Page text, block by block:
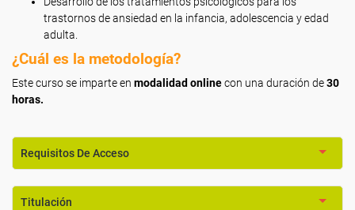
trastornos de ansiedad en la infancia, adolescencia y edad
adulta.
¿Cuál es la metodología?
Este curso se imparte en modalidad onlinecon una duración de30
horas.
Requisitos De Acceso
Titulación